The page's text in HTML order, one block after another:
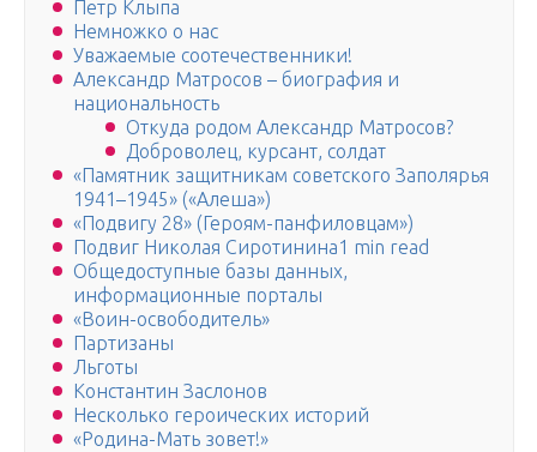
Петр Клыпа
Немножко о нас
Уважаемые соотечественники!
Александр Матросов – биография и
национальность
Откуда родом Александр Матросов?
Доброволец, курсант, солдат
«Памятник защитникам советского Заполярья
1941–1945» («Алеша»)
«Подвигу 28» (Героям-панфиловцам»)
Подвиг Николая Сиротинина1 min read
Общедоступные базы данных,
информационные порталы
«Воин-освободитель»
Партизаны
Льготы
Константин Заслонов
Несколько героических историй
«Родина-Мать зовет!»